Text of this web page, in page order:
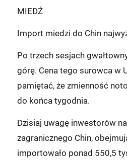
MIEDŹ
Import miedzi do Chin
Po trzech sesjach
górę. Cena tego surowca w
pamiętać, że zmienność
do końca tygodnia.
Dzisiaj uwagę inwestorów
zagranicznego Chin,
importowało ponad 550,5